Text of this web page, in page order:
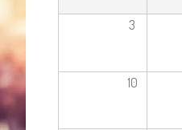
3
10